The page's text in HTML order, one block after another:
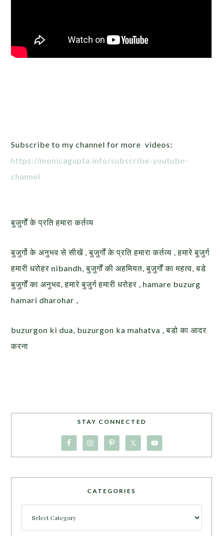
Subscribe to my channel for more videos:
https://monicagupta.info/subscribe-youtube-
channel
बुजुर्गों के प्रति हमारा कर्तव्य
बुजुर्गो के अनुभव से सीखें , बुजुर्गों के प्रति हमारा कर्तव्य , हमारे बुजुर्ग
हमारी धरोहर nibandh, बुजुर्गों की अहमियत, बुजुर्गों का महत्व, बडे
बुजुर्गों का अनुभव, हमारे बुजुर्ग हमारी धरोहर , hamare buzurg
hamari dharohar ,
buzurgon ki dua, buzurgon ka mahatva , बडो का आदर
करना
STAY CONNECTED
CATEGORIES